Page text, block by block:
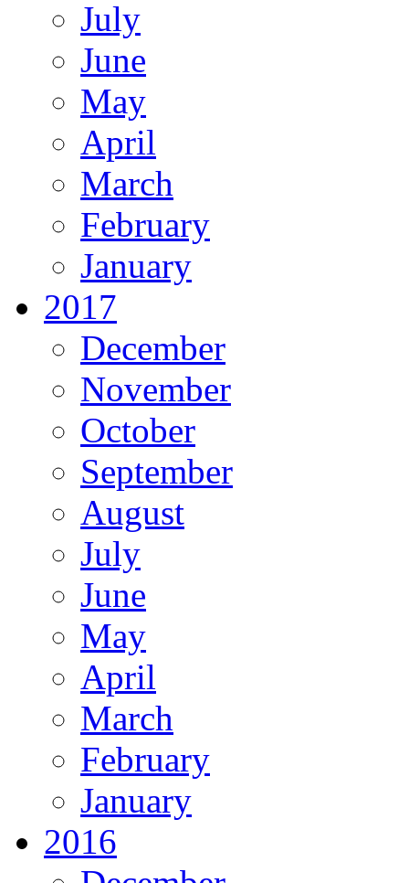
July
June
May
April
March
February
January
2017
December
November
October
September
August
July
June
May
April
March
February
January
2016